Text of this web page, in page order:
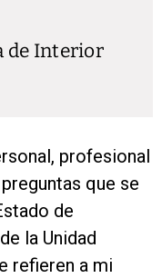
de Interior
profesional
que se
de
la Unidad
refieren a mi